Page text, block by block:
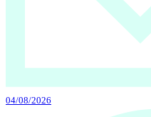
04/08/2026